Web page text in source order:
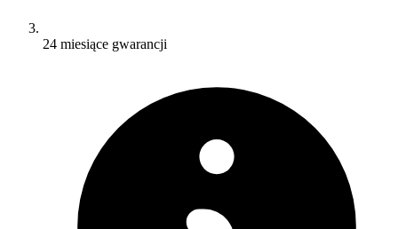
24 miesiące gwarancji